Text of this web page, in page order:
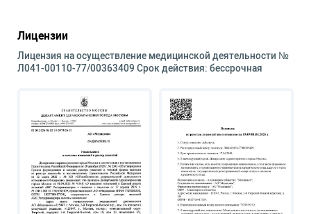
Лицензии
Лицензия на осуществление медицинской деятельности №
Л041-00110-77/00363409 Срок действия: бессрочная